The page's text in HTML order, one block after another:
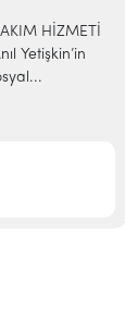
HİZMETİ
Yetişkin’in